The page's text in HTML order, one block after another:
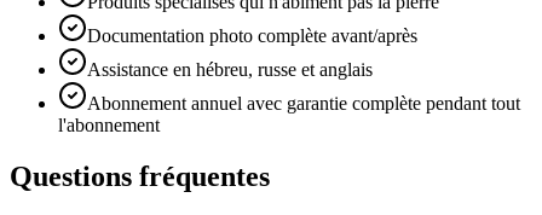
Documentation photo complète avant/après
Assistance en hébreu, russe et anglais
Abonnement annuel avec garantie complète pendant tout
l'abonnement
Questions fréquentes